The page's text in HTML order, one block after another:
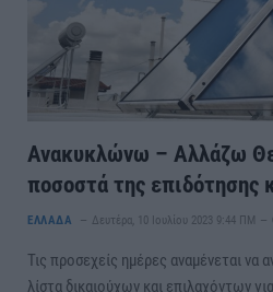
Ανακυκλώνω – Αλλάζω
ποσοστά της επιδότησης
ΕΛΛΑΔΑ Δευτέρα, 10 Ιουλίου 2023 9:44 ΠΜ
Τις προσεχείς ημέρες αναμένεται να
λίστα δικαιούχων και επιλαχόντων